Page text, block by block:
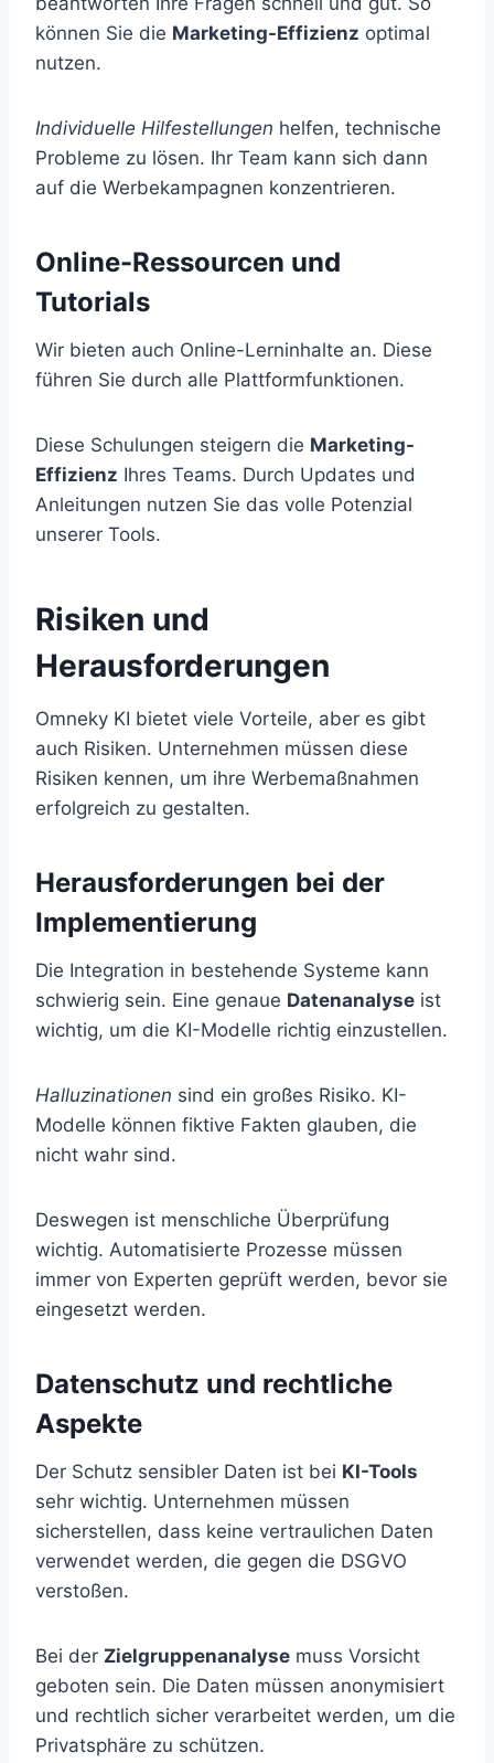
können Sie die Marketing-Effizienz optimal
nutzen.
Individuelle Hilfestellungen helfen, technische
Probleme zu lösen. Ihr Team kann sich dann
auf die Werbekampagnen konzentrieren.
Online-Ressourcen und
Tutorials
Wir bieten auch Online-Lerninhalte an. Diese
führen Sie durch alle Plattformfunktionen.
Diese Schulungen steigern die Marketing-
Effizienz Ihres Teams. Durch Updates und
Anleitungen nutzen Sie das volle Potenzial
unserer Tools.
Risiken und
Herausforderungen
Omneky KI bietet viele Vorteile, aber es gibt
auch Risiken. Unternehmen müssen diese
Risiken kennen, um ihre Werbemaßnahmen
erfolgreich zu gestalten.
Herausforderungen bei der
Implementierung
Die Integration in bestehende Systeme kann
schwierig sein. Eine genaue Datenanalyse ist
wichtig, um die KI-Modelle richtig einzustellen.
Halluzinationen sind ein großes Risiko. KI-
Modelle können fiktive Fakten glauben, die
nicht wahr sind.
Deswegen ist menschliche Überprüfung
wichtig. Automatisierte Prozesse müssen
immer von Experten geprüft werden, bevor sie
eingesetzt werden.
Datenschutz und rechtliche
Aspekte
Der Schutz sensibler Daten ist bei KI-Tools
sehr wichtig. Unternehmen müssen
sicherstellen, dass keine vertraulichen Daten
verwendet werden, die gegen die DSGVO
verstoßen.
Bei der Zielgruppenanalyse muss Vorsicht
geboten sein. Die Daten müssen anonymisiert
und rechtlich sicher verarbeitet werden, um die
Privatsphäre zu schützen.